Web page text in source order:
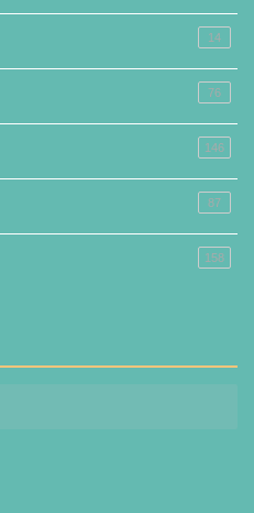
14
76
146
87
158